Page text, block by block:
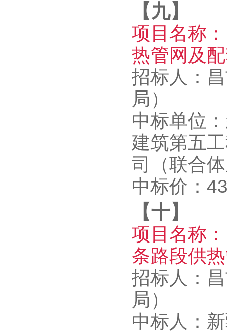
【九】
项目名称：
热管网及
招标人：
局）
中标单位
建筑第五
司（联合
中标价：
【十】
项目名称
条路段供
招标人：
局）
中标人：